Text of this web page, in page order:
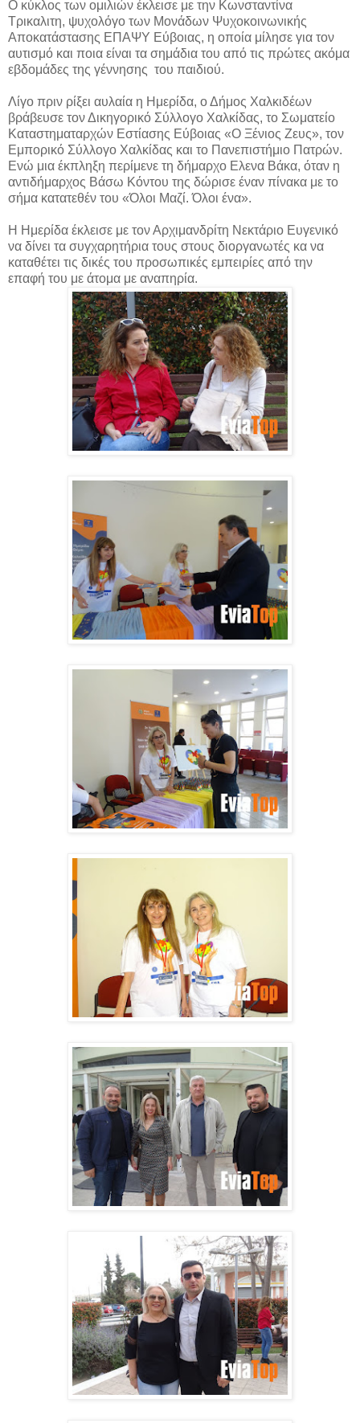
Ο κύκλος των ομιλιών έκλεισε με την Κωνσταντίνα
Τρικαλιτη, ψυχολόγο των Μονάδων Ψυχοκοινωνικής
Αποκατάστασης ΕΠΑΨΥ Εύβοιας, η οποία μίλησε για τον
αυτισμό και ποια είναι τα σημάδια του από τις πρώτες ακόμα
εβδομάδες της γέννησης του παιδιού.
Λίγο πριν ρίξει αυλαία η Ημερίδα, ο Δήμος Χαλκιδέων
βράβευσε τον Δικηγορικό Σύλλογο Χαλκίδας, το Σωματείο
Καταστηματαρχών Εστίασης Εύβοιας «Ο Ξένιος Ζευς», τον
Εμπορικό Σύλλογο Χαλκίδας και το Πανεπιστήμιο Πατρών.
Ενώ μια έκπληξη περίμενε τη δήμαρχο Ελενα Βάκα, όταν η
αντιδήμαρχος Βάσω Κόντου της δώρισε έναν πίνακα με το
σήμα κατατεθέν του «Όλοι Μαζί. Όλοι ένα».
Η Ημερίδα έκλεισε με τον Αρχιμανδρίτη Νεκτάριο Ευγενικό
να δίνει τα συγχαρητήρια τους στους διοργανωτές κα να
καταθέτει τις δικές του προσωπικές εμπειρίες από την
επαφή του με άτομα με αναπηρία.